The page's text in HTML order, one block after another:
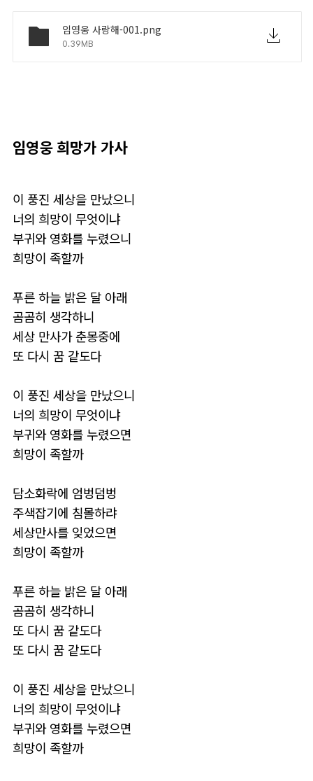
임영웅 사랑해-001.png
0.39MB
임영웅 희망가 가사
이 풍진 세상을 만났으니
너의 희망이 무엇이냐
부귀와 영화를 누렸으니
희망이 족할까
푸른 하늘 밝은 달 아래
곰곰히 생각하니
세상 만사가 춘몽중에
또 다시 꿈 같도다
이 풍진 세상을 만났으니
너의 희망이 무엇이냐
부귀와 영화를 누렸으면
희망이 족할까
담소화락에 엄벙덤벙
주색잡기에 침몰하랴
세상만사를 잊었으면
희망이 족할까
푸른 하늘 밝은 달 아래
곰곰히 생각하니
또 다시 꿈 같도다
또 다시 꿈 같도다
이 풍진 세상을 만났으니
너의 희망이 무엇이냐
부귀와 영화를 누렸으면
희망이 족할까